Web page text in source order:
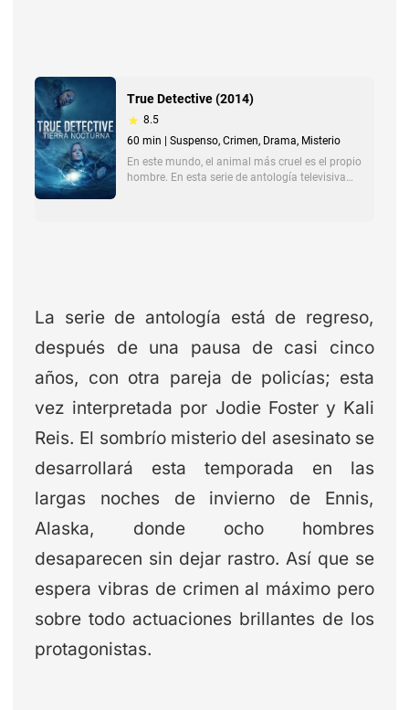
La serie de antología está de regreso,
después de una pausa de casi cinco
años, con otra pareja de policías; esta
vez interpretada por Jodie Foster y Kali
Reis. El sombrío misterio del asesinato se
desarrollará esta temporada en las
largas noches de invierno de Ennis,
Alaska, donde ocho hombres
desaparecen sin dejar rastro. Así que se
espera vibras de crimen al máximo pero
sobre todo actuaciones brillantes de los
protagonistas.